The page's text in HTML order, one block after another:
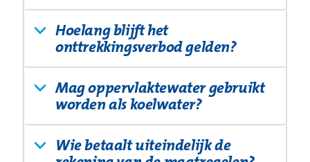
Hoelang blijft het
onttrekkingsverbod gelden?
Mag oppervlaktewater gebruikt
worden als koelwater?
Wie betaalt uiteindelijk de